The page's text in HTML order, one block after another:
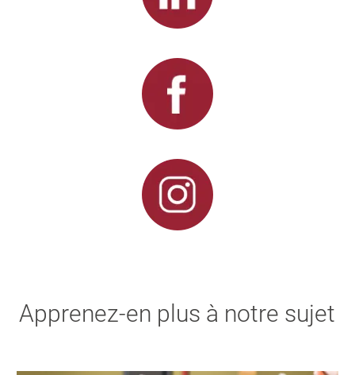
Apprenez-en plus à notre sujet